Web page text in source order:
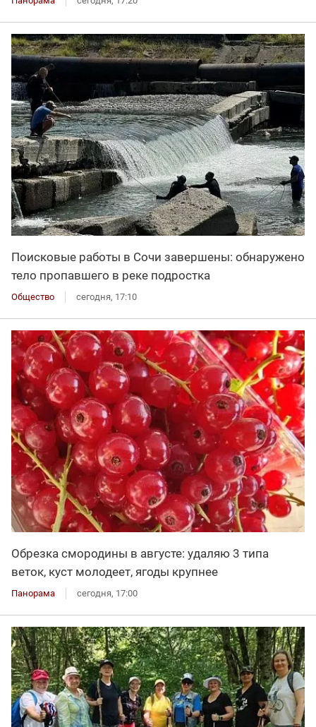
Поисковые работы в Сочи завершены: обнаружено
тело пропавшего в реке подростка
Общество сегодня, 17:10
Обрезка смородины в августе: удаляю 3 типа
веток, куст молодеет, ягоды крупнее
Панорама сегодня, 17:00